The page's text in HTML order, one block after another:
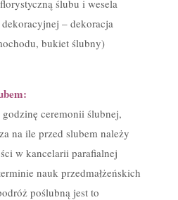
ślubu i wesela
– dekoracja
bukiet ślubny)
ceremonii ślubnej,
na ile przed slubem należy
w kancelarii parafialnej
nauk przedmałżeńskich
poślubną jest to